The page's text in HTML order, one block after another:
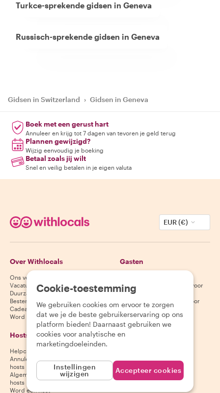
Turkce-sprekende gidsen in Geneva
Russisch-sprekende gidsen in Geneva
Gidsen in Switzerland › Gidsen in Geneva
Boek met een gerust hart
Annuleer en krijg tot 7 dagen van tevoren je geld terug
Plannen gewijzigd?
Wijzig eenvoudig je boeking
Betaal zoals jij wilt
Snel en veilig betalen in je eigen valuta
EUR (€)
Over Withlocals
Ons verhaal
Vacatures
Duurzaamheid
Bestemmingen
Cadeaubonnen
Word partner
Gasten
Annuleringsvoorwaarden voor
gasten
Algemene voorwaarden voor
gasten
Hosts
Helpcentrum voor hosts
Annuleringsvoorwaarden voor
hosts
Algemene voorwaarden voor
hosts
Word een host
Download onze app
Cookie-toestemming
We gebruiken cookies om ervoor te zorgen
dat we je de beste gebruikerservaring op ons
platform bieden! Daarnaast gebruiken we
cookies voor analytische en
marketingdoeleinden.
Instellingen
wijzigen
Accepteer cookies